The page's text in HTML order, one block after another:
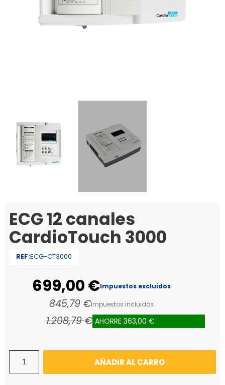
ECG 12 canales
CardioTouch 3000
REF:ECG-CT3000
699,00 €Impuestos excluidos
845,79 €Impuestos incluidos
1.208,79 € AHORRE 363,00 €
AÑADIR AL CARRO